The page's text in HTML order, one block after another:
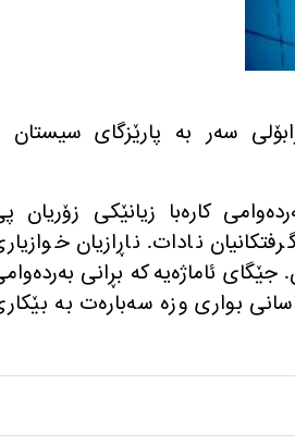
خه‌ڵكی شارستانی زابۆلی سه‌ر به‌ پارێزگای
كاره‌با زیانێكی زۆریان
نادات. ناڕازیان
بوون. جێگای ئاماژه‌یه كه بڕانی
بواری وزه‌ سه‌باره‌ت به‌